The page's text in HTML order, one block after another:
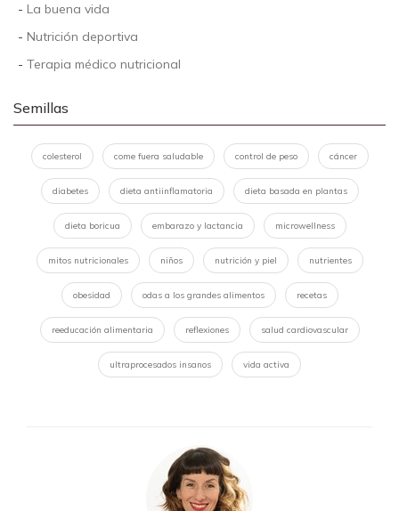
- La buena vida
- Nutrición deportiva
- Terapia médico nutricional
Semillas
colesterol come fuera saludable control de peso cáncer
diabetes dieta antiinflamatoria dieta basada en plantas
dieta boricua embarazo y lactancia microwellness
mitos nutricionales niños nutrición y piel nutrientes
obesidad odas a los grandes alimentos recetas
reeducación alimentaria reflexiones salud cardiovascular
ultraprocesados insanos vida activa